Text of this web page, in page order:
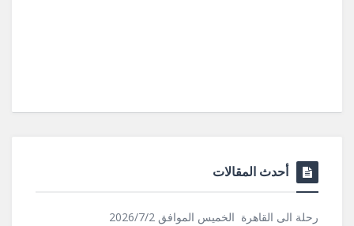
أحدث المقالات
رحلة الى القاهرة الخميس الموافق 2026/7/2